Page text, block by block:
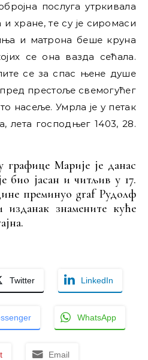
послуга утркивала
хране, те су је сиромаси
и матрона беше круна
се она вазда сећала.
се за спас њене душе
престоље свемогућег
насеље. Умрла је у петак
лета господњег 1403, 28.
Mарије је данас
био јасан и читљив у 17.
преминуо graf Рудолф
знамените куће
Twitter LinkedIn
WhatsApp
Email